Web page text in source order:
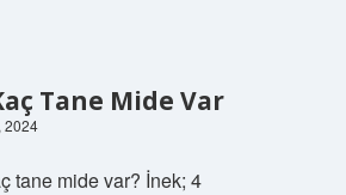
Tane Mide Var
2024
tane mide var? İnek; 4